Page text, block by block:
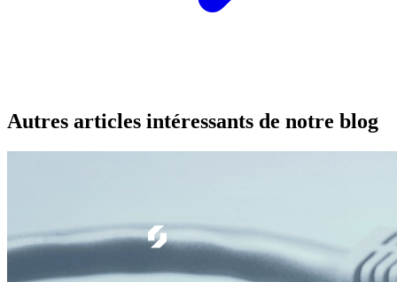
Autres articles intéressants de notre blog